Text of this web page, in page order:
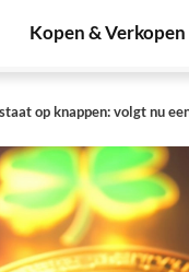
Kopen & Verkopen
op knappen: volgt nu